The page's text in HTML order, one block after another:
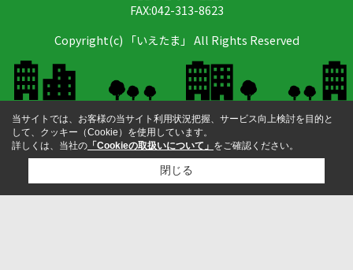
FAX:042-313-8623
Copyright(c) 「いえたま」 All Rights Reserved
当サイトでは、お客様の当サイト利用状況把握、サービス向上検討を目的と
して、クッキー（Cookie）を使用しています。
詳しくは、当社の 「Cookieの取扱いについて」 をご確認ください。
閉じる